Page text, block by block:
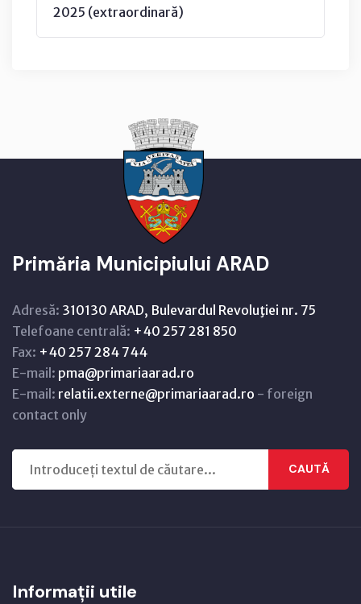
2025 (extraordinară)
Primăria Municipiului ARAD
Adresă: 310130 ARAD, Bulevardul Revoluţiei nr. 75
Telefoane centrală: +40 257 281 850
Fax: +40 257 284 744
E-mail: pma@primariaarad.ro
E-mail: relatii.externe@primariaarad.ro - foreign
contact only
CAUTĂ
Informații utile